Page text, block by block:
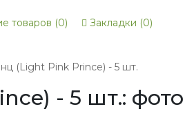
товаров (0) Закладки (0)
(Light Pink Prince) - 5 шт.
- 5 шт.: фото